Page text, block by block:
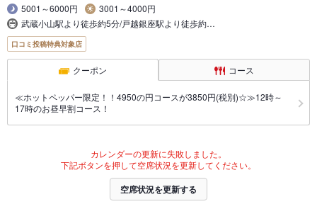
5001～6000円
3001～4000円
武蔵小山駅より徒歩約5分/戸越銀座駅より徒歩約…
口コミ投稿特典対象店
クーポン コース
≪ホットペッパー限定！！4950の円コースが3850円(税別)☆≫12時～
17時のお昼早割コース！
カレンダーの更新に失敗しました。
下記ボタンを押して空席状況を更新してください。
空席状況を更新する